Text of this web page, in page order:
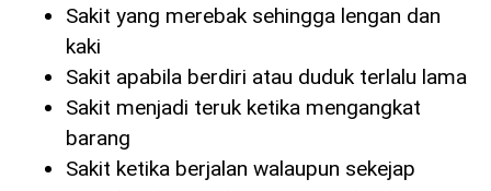
Sakit yang merebak sehingga lengan dan
kaki
Sakit apabila berdiri atau duduk terlalu lama
Sakit menjadi teruk ketika mengangkat
barang
Sakit ketika berjalan walaupun sekejap